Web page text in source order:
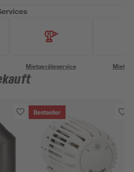
Mietgeräteservice
Bestseller